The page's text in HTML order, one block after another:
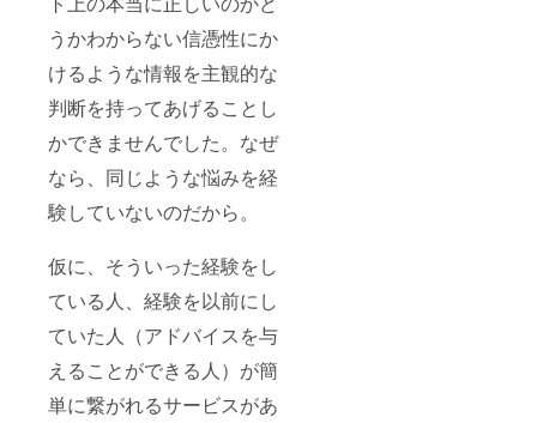
うかわからない信憑性にか
けるような情報を主観的な
判断を持ってあげることし
かできませんでした。なぜ
なら、同じような悩みを経
験していないのだから。
仮に、そういった経験をし
ている人、経験を以前にし
ていた人（アドバイスを与
えることができる人）が簡
単に繋がれるサービスがあ